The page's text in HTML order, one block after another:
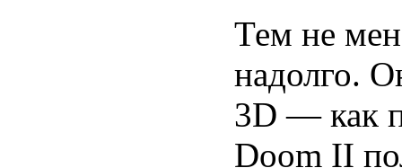
Тем не
надолго.
3D — как
Doom II